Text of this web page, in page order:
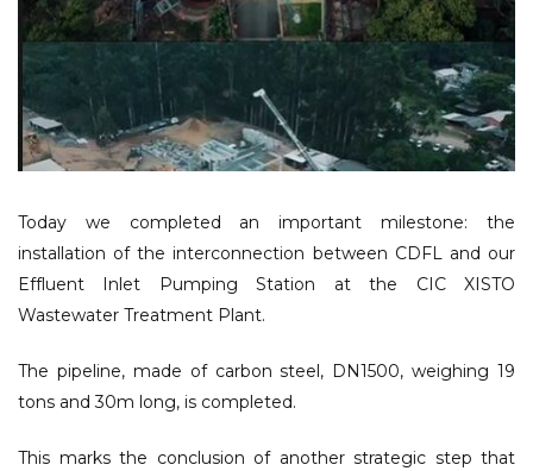
Today we completed an important milestone: the
installation of the interconnection between CDFL and our
Effluent Inlet Pumping Station at the CIC XISTO
Wastewater Treatment Plant.
The pipeline, made of carbon steel, DN1500, weighing 19
tons and 30m long, is completed.
This marks the conclusion of another strategic step that